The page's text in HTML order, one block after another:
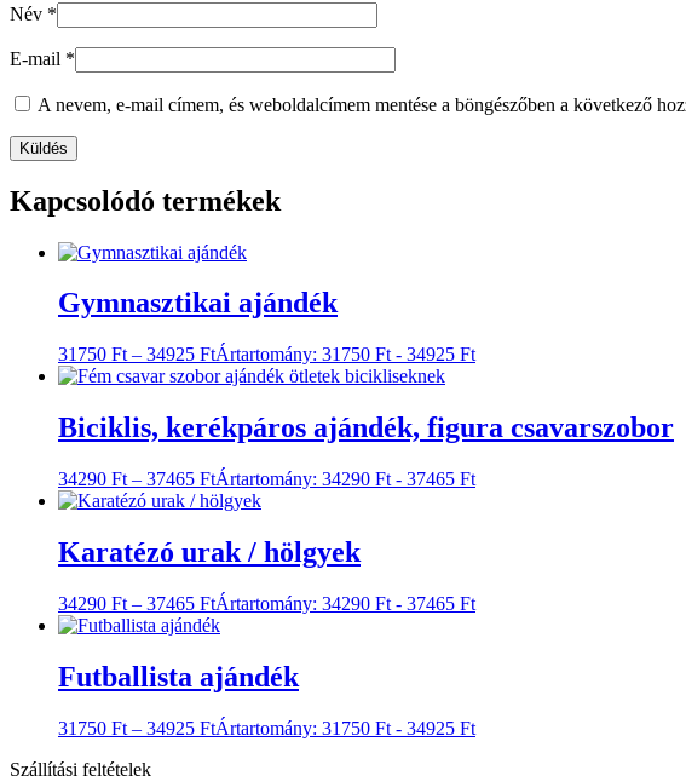
Név *
E-mail *
A nevem, e-mail címem, és weboldalcímem mentése a böngészőben a következő
Kapcsolódó termékek
Gymnasztikai ajándék
31750 Ft – 34925 FtÁrtartomány: 31750 Ft - 34925 Ft
Biciklis, kerékpáros ajándék, figura csavarszobor
34290 Ft – 37465 FtÁrtartomány: 34290 Ft - 37465 Ft
Karatézó urak / hölgyek
34290 Ft – 37465 FtÁrtartomány: 34290 Ft - 37465 Ft
Futballista ajándék
31750 Ft – 34925 FtÁrtartomány: 31750 Ft - 34925 Ft
Szállítási feltételek